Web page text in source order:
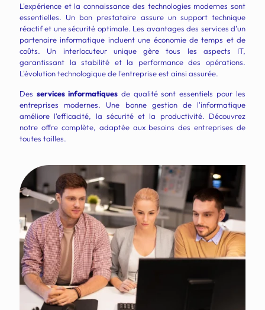
L'expérience et la connaissance des technologies modernes sont
essentielles. Un bon prestataire assure un support technique
réactif et une sécurité optimale. Les avantages des services d'un
partenaire informatique incluent une économie de temps et de
coûts. Un interlocuteur unique gère tous les aspects IT,
garantissant la stabilité et la performance des opérations.
L'évolution technologique de l'entreprise est ainsi assurée.
Des services informatiquesde qualité sont essentiels pour les
entreprises modernes. Une bonne gestion de l'informatique
améliore l'efficacité, la sécurité et la productivité. Découvrez
notre offre complète, adaptée aux besoins des entreprises de
toutes tailles.